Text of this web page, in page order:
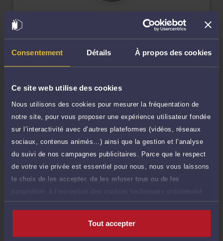
Consentement Détails À propos des cookies
Ce site web utilise des cookies
Nous utilisons des cookies pour mesurer la fréquentation de
notre site, pour vous proposer une expérience utilisateur fondée
sur l’interactivité avec d’autres plateformes (vidéos, réseaux
sociaux, contenus animés…) ainsi que la gestion et l’analyse
du suivi de nos campagnes publicitaires. Parce que le respect
de votre vie privée est essentiel pour nous, nous vous laissons
le choix de les accepter, de les refuser tous ou de les
paramétrer, à l’exception des cookies techniques strictement
nécessaires au fonctionnement du site.
Tout accepter
Maître Patrick CHABERT
Barreau de Rouen
SpécialisteDroit du travail
principalement en Droit du travail et social et
Maître CHABERT intervient à la fois comme conseil en
amont des conflits, et comme avocat chargé
d'assurer la défense de vos intérêts devant les
tribunaux, que ce soit en défense, ou pour engager
une procédure contre l'adversaire.
Maître CHABERT accorde une importance toute
particulière à l'écoute et au dialogue, et vous aide à
faire valoir vos droits en toute confidentialité et
sécurité juridique.
Cabinet : CHABERT PATRICK
3 Rue du Donjon 76002 ROUEN CEDEX
Voir plus
Compétences